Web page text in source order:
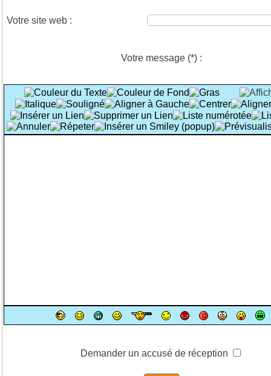
Votre site web :
Votre message (*) :
Demander un accusé de réception